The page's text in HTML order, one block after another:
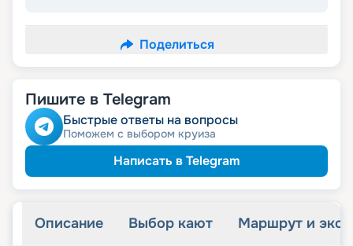
Поделиться
Пишите в Telegram
Быстрые ответы на вопросы
Поможем с выбором круиза
Написать в Telegram
Описание Выбор кают Маршрут и